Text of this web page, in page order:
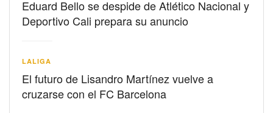
Eduard Bello se despide de Atlético Nacional y
Deportivo Cali prepara su anuncio
LALIGA
El futuro de Lisandro Martínez vuelve a
cruzarse con el FC Barcelona